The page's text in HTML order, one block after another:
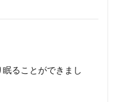
ることができまし